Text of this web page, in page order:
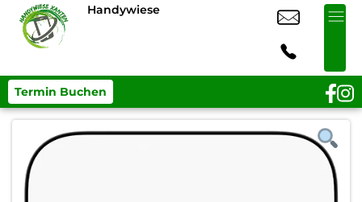
Handywiese
Termin Buchen